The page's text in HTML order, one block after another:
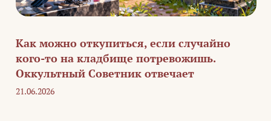
Как можно откупиться, если случайно
кого-то на кладбище потревожишь.
Оккультный Советник отвечает
21.06.2026